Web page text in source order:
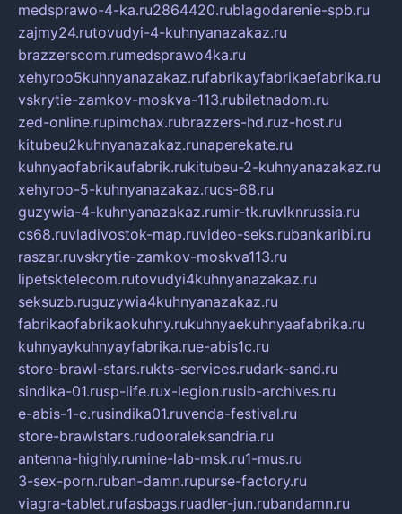
medsprawo-4-ka.ru2864420.rublagodarenie-spb.ru
zajmy24.rutovudyi-4-kuhnyanazakaz.ru
brazzerscom.rumedsprawo4ka.ru
xehyroo5kuhnyanazakaz.rufabrikayfabrikaefabrika.ru
vskrytie-zamkov-moskva-113.rubiletnadom.ru
zed-online.rupimchax.rubrazzers-hd.ruz-host.ru
kitubeu2kuhnyanazakaz.runaperekate.ru
kuhnyaofabrikaufabrik.rukitubeu-2-kuhnyanazakaz.ru
xehyroo-5-kuhnyanazakaz.rucs-68.ru
guzywia-4-kuhnyanazakaz.rumir-tk.ruvlknrussia.ru
cs68.ruvladivostok-map.ruvideo-seks.rubankaribi.ru
raszar.ruvskrytie-zamkov-moskva113.ru
lipetsktelecom.rutovudyi4kuhnyanazakaz.ru
seksuzb.ruguzywia4kuhnyanazakaz.ru
fabrikaofabrikaokuhny.rukuhnyaekuhnyaafabrika.ru
kuhnyaykuhnyayfabrika.rue-abis1c.ru
store-brawl-stars.rukts-services.rudark-sand.ru
sindika-01.rusp-life.rux-legion.rusib-archives.ru
e-abis-1-c.rusindika01.ruvenda-festival.ru
store-brawlstars.rudooraleksandria.ru
antenna-highly.rumine-lab-msk.ru1-mus.ru
3-sex-porn.ruban-damn.rupurse-factory.ru
viagra-tablet.rufasbags.ruadler-jun.rubandamn.ru